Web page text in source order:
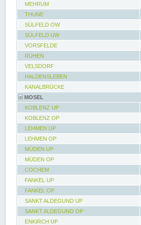
MEHRUM
THUNE
SÜLFELD OW
SÜLFELD UW
VORSFELDE
RÜHEN
VELSDORF
HALDENSLEBEN
KANALBRÜCKE
MOSEL
KOBLENZ UP
KOBLENZ OP
LEHMEN UP
LEHMEN OP
MÜDEN UP
MÜDEN OP
COCHEM
FANKEL UP
FANKEL OP
SANKT ALDEGUND UP
SANKT ALDEGUND OP
ENKIRCH UP